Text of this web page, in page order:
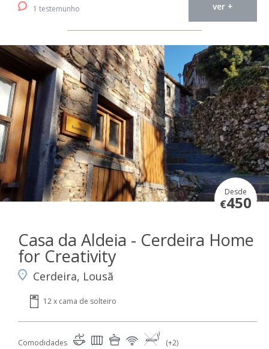
1 testemunho ver +
Desde
€450
Casa da Aldeia - Cerdeira Home
for Creativity
Cerdeira, Lousã
12 x cama de solteiro
Comodidades (+2)